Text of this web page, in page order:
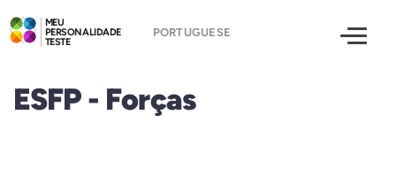
MEU
PERSONALIDADE
TESTE
ESFP - Forças